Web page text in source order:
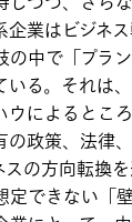
企業はビジネ
の中で「プラ
いる。それは
ウによるとこ
の政策、法律
スの方向転換
できない「